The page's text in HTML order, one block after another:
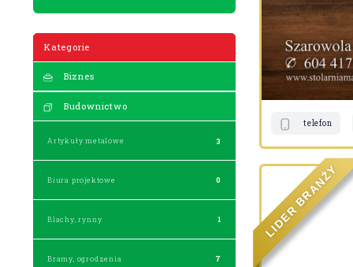
Kategorie
Biznes
Budownictwo
Artykuły metalowe 3
Biura projektowe 0
Blachy, rynny 1
Bramy, ogrodzenia 7
telefon
LI
DER
B
RANŻ
Y